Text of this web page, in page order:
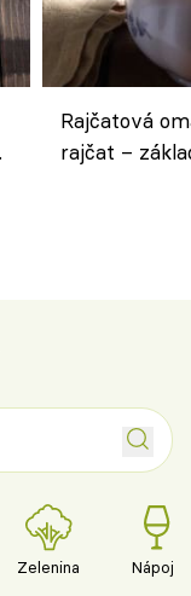
Rajčatová
rajčat –
Zelenina Nápoje